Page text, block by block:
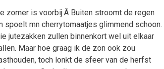
zomer is voorbij.Â Buiten stroomt de regen
spoelt mn cherrytomaatjes glimmend schoon.
jutezakken zullen binnenkort wel uit elkaar
Maar hoe graag ik de zon ook zou
toch lonkt de sfeer van de herfst